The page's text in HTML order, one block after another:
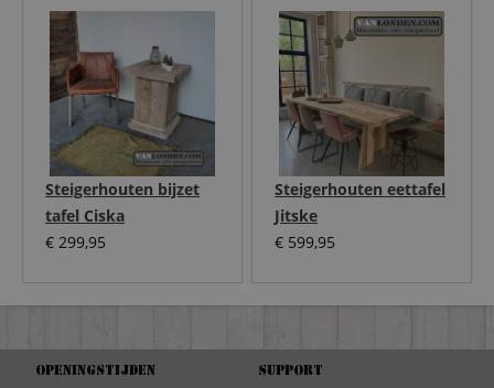
Steigerhouten eettafel
Jitske
€ 599,95
Steigerhouten bijzet
tafel Ciska
€ 299,95
Openingstijden Support